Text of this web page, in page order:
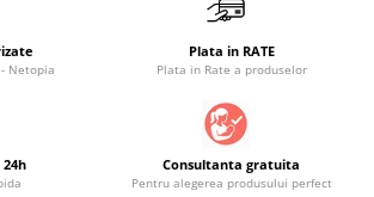
Netopia
Plata in RATE
Plata in Rate a produselor
Consultanta gratuita
Pentru alegerea produsului perfect